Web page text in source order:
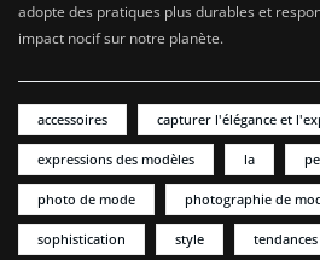
adopte des pratiques plus durables et
impact nocif sur notre planète.
accessoires capturer l'élégance et
expressions des modèles la
photo de mode photographie de
sophistication style